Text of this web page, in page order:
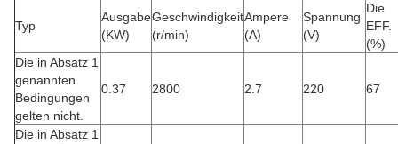
Typ
Ausgabe
(KW)
Geschwindigkeit
(r/min)
Ampere
(A)
Spannung
(V)
Die
EFF.
(%)
Die in Absatz 1
genannten
Bedingungen
gelten nicht.
0.37 2800 2.7 220 67
Die in Absatz 1